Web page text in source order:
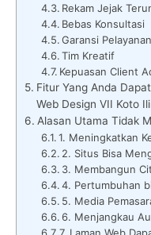
Rekam Jejak
Bebas Konsultasi
Garansi Pelayanan
Tim Kreatif
Kepuasan Client
Fitur Yang Anda
Web Design VII Koto
Alasan Utama Tidak
1. Meningkatkan
2. Situs Bisa
3. Membangun
4. Pertumbuhan
5. Media
6. Menjangkau